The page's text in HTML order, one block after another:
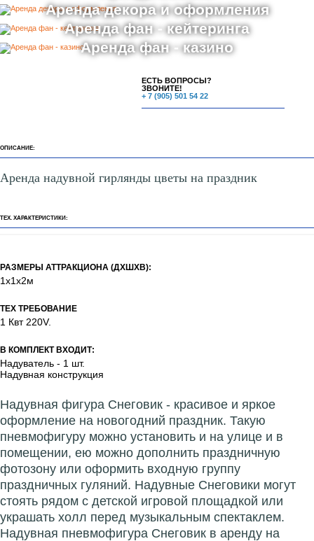
Аренда декора и оформления
Аренда фан - кейтеринга
Аренда фан - казино
ЕСТЬ ВОПРОСЫ?
ЗВОНИТЕ!
+ 7 (905) 501 54 22
ОПИСАНИЕ:
Аренда надувной гирлянды цветы на праздник
ТЕХ. ХАРАКТЕРИСТИКИ:
РАЗМЕРЫ АТТРАКЦИОНА (ДХШХВ):
1х1х2м
ТЕХ ТРЕБОВАНИЕ
1 Квт 220V.
В КОМПЛЕКТ ВХОДИТ:
Надуватель - 1 шт.
Надувная конструкция
Надувная фигура Снеговик - красивое и яркое
оформление на новогодний праздник. Такую
пневмофигуру можно установить и на улице и в
помещении, ею можно дополнить праздничную
фотозону или оформить входную группу
праздничных гуляний. Надувные Снеговики могут
стоять рядом с детской игровой площадкой или
украшать холл перед музыкальным спектаклем.
Надувная пневмофигура Снеговик в аренду на